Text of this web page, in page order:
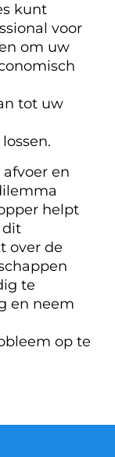
kunt
voor
om uw
tot uw
en
helpt
dit
over de
te
en neem
op te